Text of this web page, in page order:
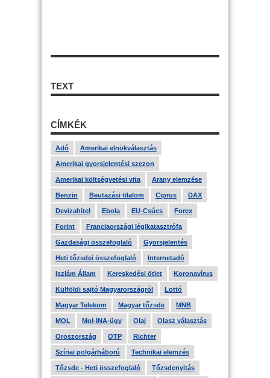
TEXT
CÍMKÉK
Adó Amerikai elnökválasztás
Amerikai gyorsjelentési szezon
Amerikai költségvetési vita Arany elemzése
Benzin Beutazási tilalom Ciprus DAX
Devizahitel Ebola EU-Csúcs Forex
Forint Franciaországi légikatasztrófa
Gazdasági összefoglaló Gyorsjelentés
Heti tőzsdei összefoglaló Internetadó
Iszlám Állam Kereskedési ötlet Koronavírus
Külföldi sajtó Magyarországról Lottó
Magyar Telekom Magyar tőzsde MNB
MOL Mol-INA-ügy Olaj Olasz választás
Oroszország OTP Richter
Szíriai polgárháború Technikai elemzés
Tőzsde - Heti összefoglaló Tőzsdenyitás